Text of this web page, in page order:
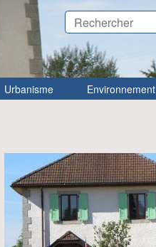
Urbanisme Environnement